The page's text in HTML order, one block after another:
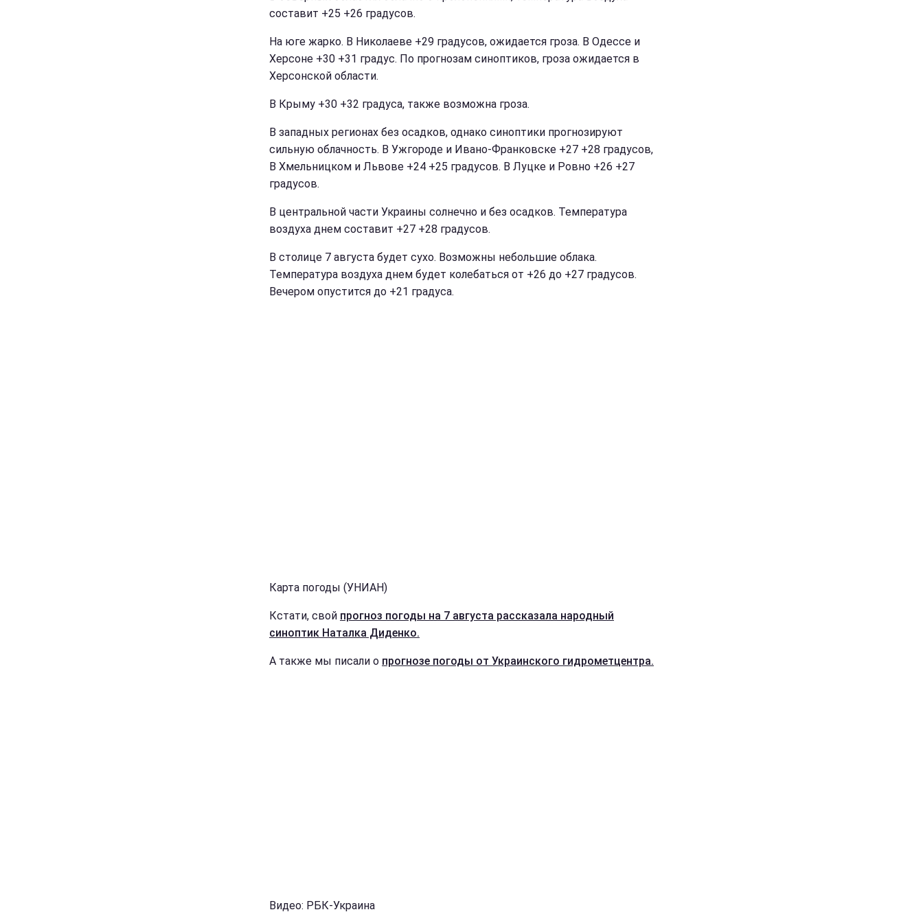
составит +25 +26 градусов.
На юге жарко. В Николаеве +29 градусов, ожидается гроза. В Одессе и
Херсоне +30 +31 градус. По прогнозам синоптиков, гроза ожидается в
Херсонской области.
В Крыму +30 +32 градуса, также возможна гроза.
В западных регионах без осадков, однако синоптики прогнозируют
сильную облачность. В Ужгороде и Ивано-Франковске +27 +28 градусов,
В Хмельницком и Львове +24 +25 градусов. В Луцке и Ровно +26 +27
градусов.
В центральной части Украины солнечно и без осадков. Температура
воздуха днем составит +27 +28 градусов.
В столице 7 августа будет сухо. Возможны небольшие облака.
Температура воздуха днем будет колебаться от +26 до +27 градусов.
Вечером опустится до +21 градуса.
Карта погоды (УНИАН)
Кстати, свой прогноз погоды на 7 августа рассказала народный
синоптик Наталка Диденко.
А также мы писали о прогнозе погоды от Украинского гидрометцентра.
Видео: РБК-Украина